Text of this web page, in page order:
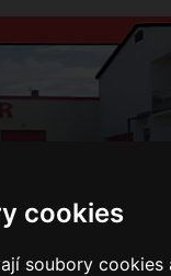
cookies
soubory
Přihlášení Ke